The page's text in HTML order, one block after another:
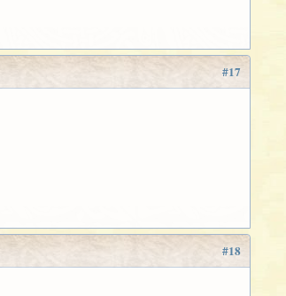
#17
#18